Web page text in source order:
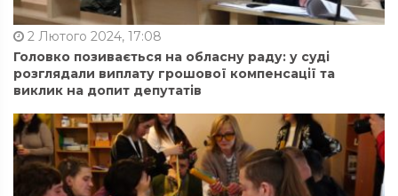
2 Лютого 2024, 17:08
Головко позивається на обласну раду: у суді
розглядали виплату грошової компенсації та
виклик на допит депутатів